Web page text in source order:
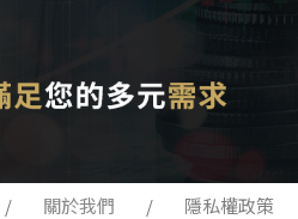
關於我們 隱私權政策